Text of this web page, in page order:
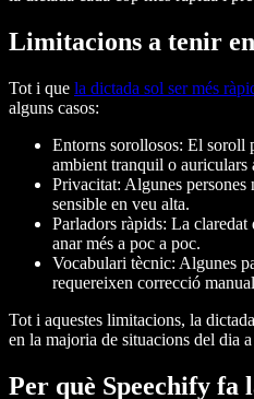
Limitacions a tenir
Tot i que la dictada sol ser més
alguns casos:
Entorns sorollosos: El soroll
ambient tranquil o auriculars
Privacitat: Algunes
sensible en veu alta.
Parladors ràpids: La claredat
anar més a poc a poc.
Vocabulari tècnic: Algunes
requereixen correcció
Tot i aquestes limitacions, la
en la majoria de situacions del dia
Per què Speechify fa